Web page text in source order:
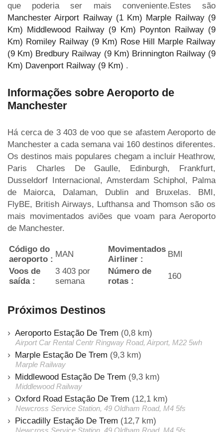
que poderia ser mais conveniente.Estes são
Manchester Airport Railway (1 Km) Marple Railway (9
Km) Middlewood Railway (9 Km) Poynton Railway (9
Km) Romiley Railway (9 Km) Rose Hill Marple Railway
(9 Km) Bredbury Railway (9 Km) Brinnington Railway (9
Km) Davenport Railway (9 Km) .
Informações sobre Aeroporto de
Manchester
Há cerca de 3 403 de voo que se afastem Aeroporto de
Manchester a cada semana vai 160 destinos diferentes.
Os destinos mais populares chegam a incluir Heathrow,
Paris Charles De Gaulle, Edinburgh, Frankfurt,
Dusseldorf Internacional, Amsterdam Schiphol, Palma
de Maiorca, Dalaman, Dublin and Bruxelas. BMI,
FlyBE, British Airways, Lufthansa and Thomson são os
mais movimentados aviões que voam para Aeroporto
de Manchester.
Código do
aeroporto :
MAN
Movimentados
Airliner :
BMI
Voos de
saída :
3 403 por
semana
Número de
rotas :
160
Próximos Destinos
Aeroporto Estação De Trem (0,8 km)
Airport Car Rental Centr Ringway Road, Airport, M22 5wh
Marple Estação De Trem (9,3 km)
Marple Railway
Middlewood Estação De Trem (9,3 km)
Middlewood Railway
Oxford Road Estação De Trem (12,1 km)
Newcross Service Station, 49 Oldham Road, M4 5fs
Piccadilly Estação De Trem (12,7 km)
Newcross Service Station, 49 Oldham Road, M4 5fs